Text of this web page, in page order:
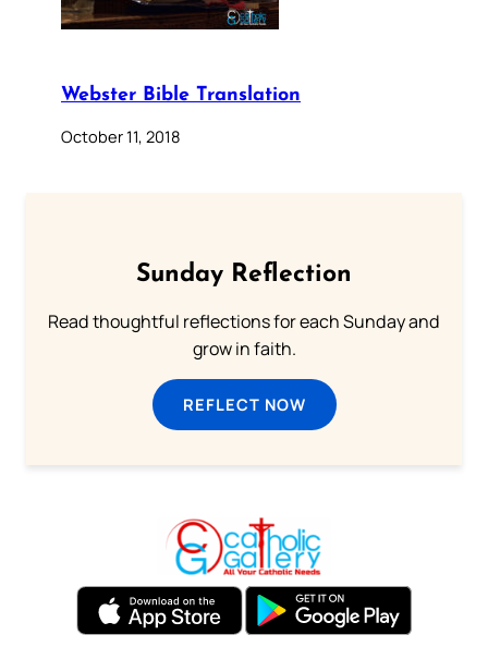
Webster Bible Translation
October 11, 2018
Sunday Reflection
Read thoughtful reflections for each Sunday and
grow in faith.
REFLECT NOW